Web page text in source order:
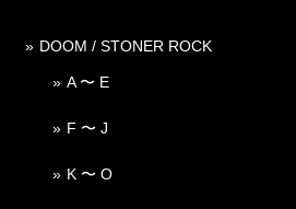
DOOM / STONER ROCK
A 〜 E
F 〜 J
K 〜 O